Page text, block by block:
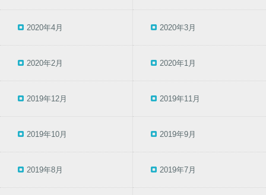
2020年4月 2020年3月
2020年2月 2020年1月
2019年12月 2019年11月
2019年10月 2019年9月
2019年8月 2019年7月